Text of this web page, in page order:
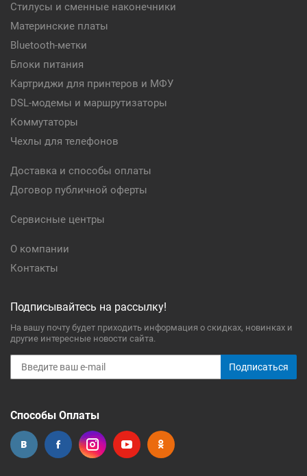
Стилусы и сменные наконечники
Материнские платы
Bluetooth-метки
Блоки питания
Картриджи для принтеров и МФУ
DSL-модемы и маршрутизаторы
Коммутаторы
Чехлы для телефонов
Доставка и способы оплаты
Договор публичной оферты
Сервисные центры
О компании
Контакты
Подписывайтесь на рассылку!
На вашу почту будет приходить информация о скидках, новинках и
другие интересные новости сайта.
Подписаться
Способы Оплаты